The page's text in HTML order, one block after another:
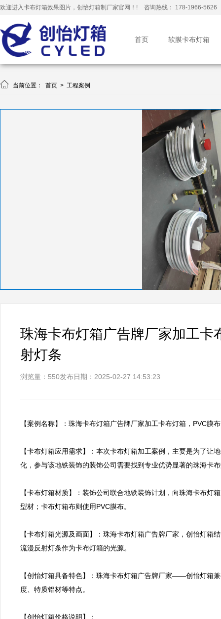
欢迎进入卡布灯箱效果图片，创怡灯箱制厂家官网！! 咨询热线： 178-1966-5626
首页 软膜卡布灯箱
 当前位置： 首页 > 工程案例
珠海卡布灯箱广告牌厂家加工
射灯条
浏览量：550发布日期：2025-02-27 14:53:23
【案例名称】：珠海卡布灯箱广告牌厂家加工卡布灯箱，PVC
【卡布灯箱应用需求】：本次卡布灯箱加工案例，主要是为了
化，参与该地铁装饰的装饰公司需要找到专业优势显著的珠海卡
【卡布灯箱材质】：装饰公司联合地铁装饰计划，向珠海卡布
型材；卡布灯箱布则使用PVC膜布。
【卡布灯箱光源及画面】：珠海卡布灯箱广告牌厂家，创怡灯
流漫反射灯条作为卡布灯箱的光源。
【创怡灯箱具备特色】：珠海卡布灯箱广告牌厂家——创怡灯箱
度、特质铝材等特点。
【创怡灯箱价格说明】：